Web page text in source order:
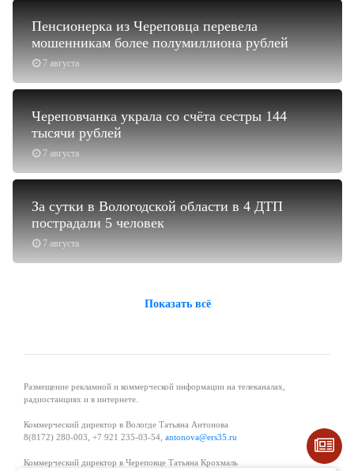
7 августа
Пенсионерка из Череповца перевела
мошенникам более полумиллиона рублей
7 августа
Череповчанка украла со счёта сестры 144
тысячи рублей
7 августа
За сутки в Вологодской области в 4 ДТП
пострадали 5 человек
Показать всё
Размещение рекламной и коммерческой информации на телеканалах,
радиостанциях и в интернете.
Коммерческий директор в Вологде Татьяна Антонова
8(8172) 280-003, +7 921 235-03-54, antonova@ers35.ru
Коммерческий директор в Череповце Татьяна Крохмаль